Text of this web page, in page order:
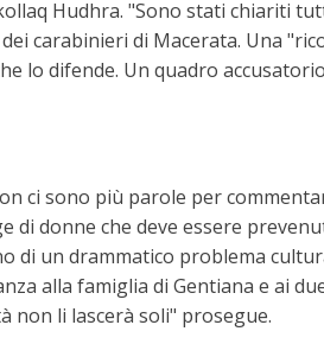
Hudhra. "Sono stati chiariti
carabinieri di Macerata. Una
lo difende. Un quadro
ci sono più parole per
donne che deve essere
di un drammatico problema
alla famiglia di Gentiana e ai
non li lascerà soli" prosegue.